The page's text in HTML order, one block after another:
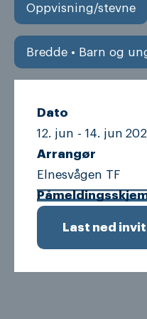
Oppvisning/stevne
Bredde • Barn og
Dato
12. jun - 14. jun
Arrangør
Elnesvågen TF
Last ned